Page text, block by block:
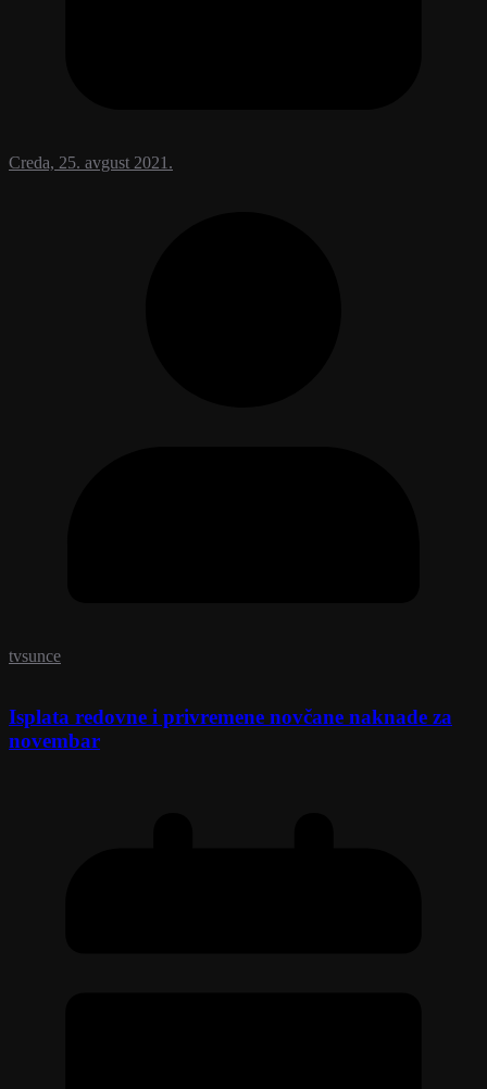
Creda, 25. avgust 2021.
tvsunce
Isplata redovne i privremene novčane naknade za
novembar